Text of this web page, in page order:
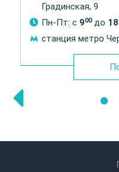
Градинская, 9
Пн-Пт: с 900до 18
станция метро